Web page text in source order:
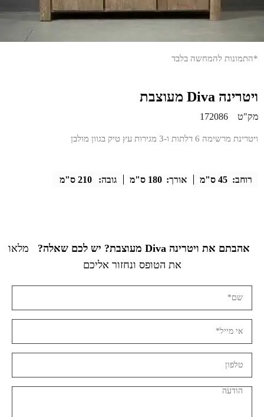
*התמונות להמחשה בלבד
ויטרינה Diva מעוצבת
מק"ט 172086
ויטרינת מרשימה 6 דלתות ו-3 מגירות עץ טיק בגוון מולבן
רוחב: 45 ס"מ אורך: 180 ס"מ גובה: 210 ס"מ
אהבתם את ויטרינה Diva מעוצבת? יש לכם שאלה?
מלאו
את הטופס ונחזור אליכם